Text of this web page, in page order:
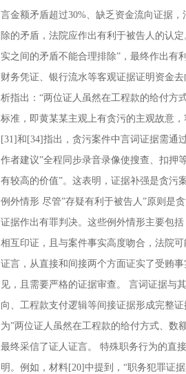
言金额矛盾超过30%、缺乏资金流向证据
除的矛盾，法院应作出有利于被告人的认
实之间的矛盾不能合理排除”，最终作出有
财务凭证、银行流水等客观证据证明资金
析指出：“两位证人虽然在工程款的给付方
标准，即黄某某主观上有贪污的主观故意
[31]和[34]指出，贪污案件中言词证据需通
作者建议”全程同步录音录像使搜查、扣押
有较高的价值”。这表明，证据补强是贪污
例外情形 尽管”存疑有利于被告人”原则是
证据作出有罪判决。这些例外情形主要包
相互印证，且与案件事实高度吻合，法院
证言，从直接和间接两个方面证实了受贿
见，且需要严格的证据审查。 言词证据与
向、工程款支付逻辑等间接证据形成完整
为”两位证人虽然在工程款的给付方式、数
最终采信了证人证言。 特殊职务行为的直
明。例如，材料[20]中提到，“职务犯罪证